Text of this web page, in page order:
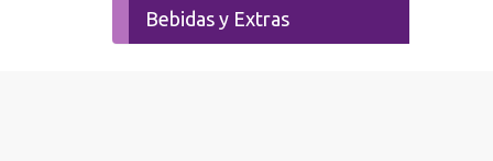
Bebidas y Extras